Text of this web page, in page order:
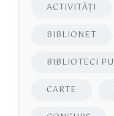
ACTIVITĂŢI
BIBLIONET
BIBLIOTECI
CARTE